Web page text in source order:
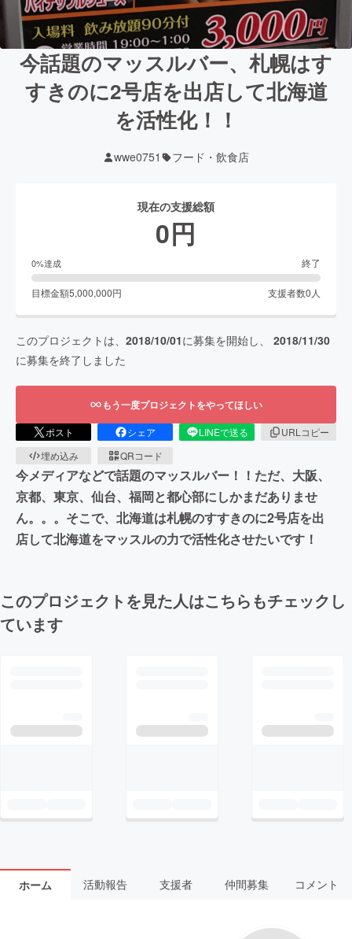
今話題のマッスルバー、札幌はす
すきのに2号店を出店して北海道
を活性化！！
wwe0751 フード・飲食店
現在の支援総額
0円
0%達成 終了
目標金額5,000,000円 支援者数0 人
このプロジェクトは、 2018/10/01に募集を開始し、 2018/11/30
に募集を終了しました
もう一度プロジェクトをやってほしい
ポスト シェア LINEで送る
URLコピー
埋め込み
QRコード
今メディアなどで話題のマッスルバー！！ただ、大阪、
京都、東京、仙台、福岡と都心部にしかまだありませ
ん。。。そこで、北海道は札幌のすすきのに2号店を出
店して北海道をマッスルの力で活性化させたいです！
このプロジェクトを見た人はこちらもチェックし
ています
ホーム 活動報告 支援者 仲間募集 コメント